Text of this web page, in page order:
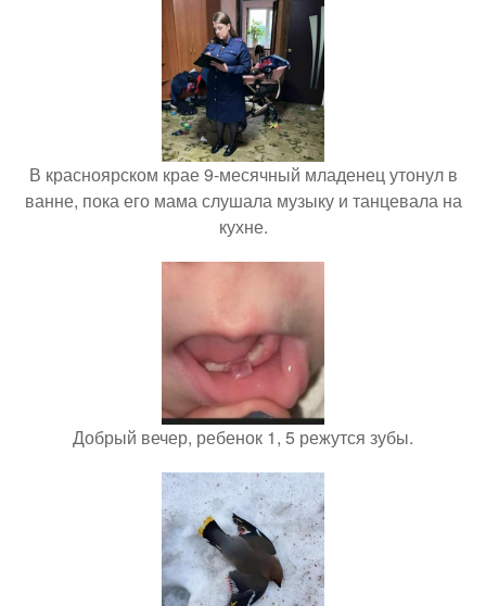
В красноярском крае 9-месячный младенец утонул в
ванне, пока его мама слушала музыку и танцевала на
кухне.
Добрый вечер, ребенок 1, 5 режутся зубы.